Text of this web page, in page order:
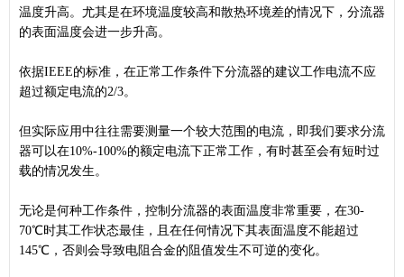
温度升高。尤其是在环境温度较高和散热环境差的情况下，分流器
的表面温度会进一步升高。
依据IEEE的标准，在正常工作条件下分流器的建议工作电流不应
超过额定电流的2/3。
但实际应用中往往需要测量一个较大范围的电流，即我们要求分流
器可以在10%-100%的额定电流下正常工作，有时甚至会有短时过
载的情况发生。
无论是何种工作条件，控制分流器的表面温度非常重要，在30-
70℃时其工作状态最佳，且在任何情况下其表面温度不能超过
145℃，否则会导致电阻合金的阻值发生不可逆的变化。